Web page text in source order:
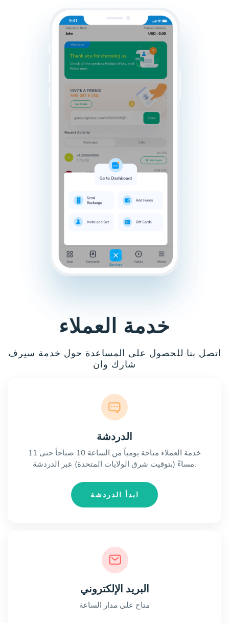
خدمة العملاء
اتصل بنا للحصول على المساعدة حول خدمة سيرف
شارك وان
الدردشة
خدمة العملاء متاحة يومياً من الساعة 10 صباحاً حتى 11
مساءً (بتوقيت شرق الولايات المتحدة) عبر الدردشة.
ابدأ الدردشة
البريد الإلكتروني
متاح على مدار الساعة